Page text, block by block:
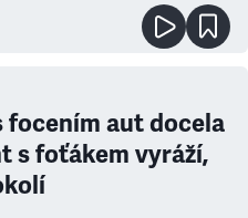
focením aut docela
s foťákem vyráží,